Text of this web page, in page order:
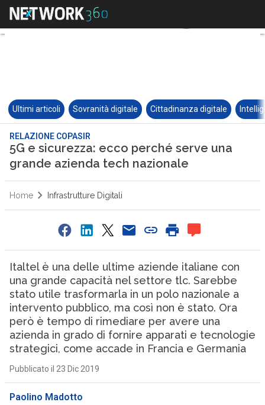
Ultimi articoli Sovranità digitale Cittadinanza digitale
RELAZIONE COPASIR
5G e sicurezza: ecco perché serve una
grande azienda tech nazionale
Home Infrastrutture Digitali
Italtel è una delle ultime aziende italiane con
una grande capacità nel settore tlc. Sarebbe
stato utile trasformarla in un polo nazionale a
intervento pubblico, ma così non è stato. Ora
però è tempo di rimediare per avere una
azienda in grado di fornire apparati e tecnologie
strategici, come accade in Francia e Germania
Pubblicato il 23 Dic 2019
Paolino Madotto